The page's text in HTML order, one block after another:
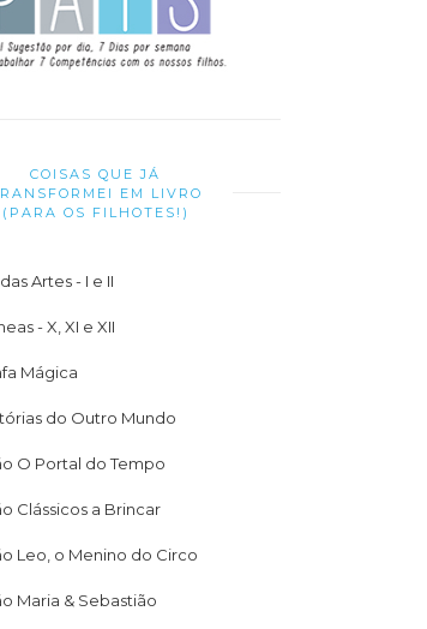
COISAS QUE JÁ
EM LIVRO
(PARA OS FILHOTES!)
Artes - I e II
- X, XI e XII
Mágica
do Outro Mundo
O Portal do Tempo
Clássicos a Brincar
Leo, o Menino do Circo
Maria & Sebastião